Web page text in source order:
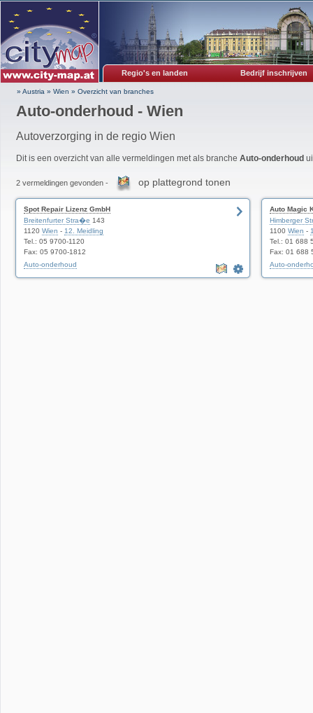
Regio's en landen Bedrijf inschrijven
» Austria » Wien » Overzicht van branches
Auto-onderhoud - Wien
Autoverzorging in de regio Wien
Dit is een overzicht van alle vermeldingen met als branche Auto-onderhoud
2 vermeldingen gevonden - op plattegrond tonen
Spot Repair Lizenz GmbH
Breitenfurter Stra�e 143
1120 Wien - 12. Meidling
Tel.: 05 9700-1120
Fax: 05 9700-1812
Auto-onderhoud
Auto Magic
Himberger
1100 Wien -
Tel.: 01 688
Fax: 01 688
Auto-